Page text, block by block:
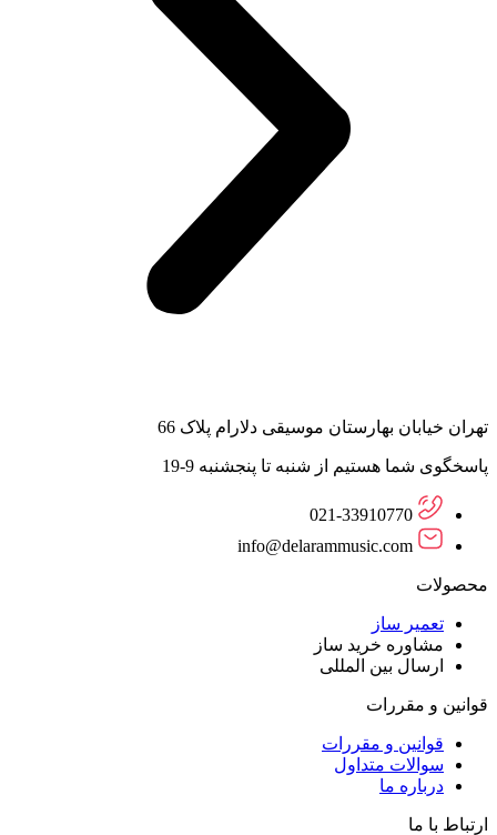
تهران خیابان بهارستان موسیقی دلارام پلاک 66
پاسخگوی شما هستیم از شنبه تا پنجشنبه 9-19
021-33910770
info@delarammusic.com
محصولات
تعمیر ساز
مشاوره خرید ساز
ارسال بین المللی
قوانین و مقررات
قوانین و مقررات
سوالات متداول
درباره ما
ارتباط با ما